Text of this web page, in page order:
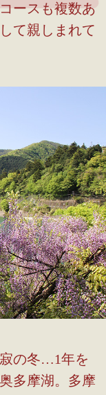
ースも複数あ
て親しまれて
の冬…1年を
多摩湖。多摩